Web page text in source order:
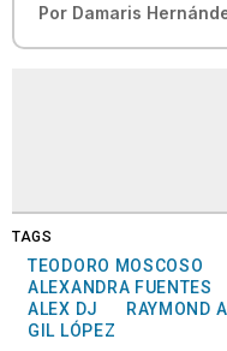
Por Damaris
TAGS
TEODORO MOSCOSO
ALEXANDRA FUENTES
ALEX DJ
RAYMOND
GIL LÓPEZ